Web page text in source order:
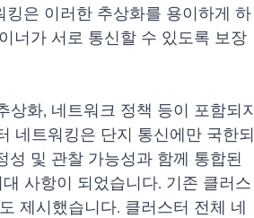
은 이러한 추상화를 용이하게 하
너가 서로 통신할 수 있도록 보장
화, 네트워크 정책 등이 포함되지
네트워킹은 단지 통신에만 국한되
성 및 관찰 가능성과 함께 통합된
사항이 되었습니다. 기존 클러스
제시했습니다. 클러스터 전체 네